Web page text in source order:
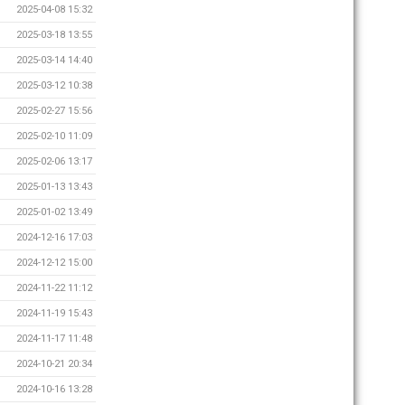
2025-04-08 15:32
2025-03-18 13:55
2025-03-14 14:40
2025-03-12 10:38
2025-02-27 15:56
2025-02-10 11:09
2025-02-06 13:17
2025-01-13 13:43
2025-01-02 13:49
2024-12-16 17:03
2024-12-12 15:00
2024-11-22 11:12
2024-11-19 15:43
2024-11-17 11:48
2024-10-21 20:34
2024-10-16 13:28